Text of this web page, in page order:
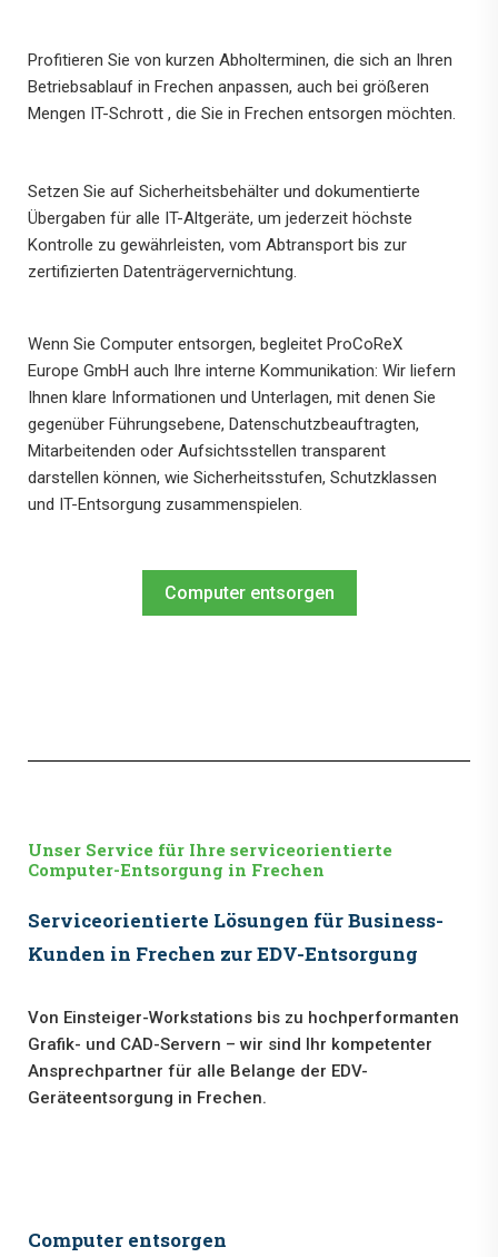
Profitieren Sie von kurzen Abholterminen, die sich an Ihren
Betriebsablauf in Frechen anpassen, auch bei größeren
Mengen IT-Schrott , die Sie in Frechen entsorgen möchten.
Setzen Sie auf Sicherheitsbehälter und dokumentierte
Übergaben für alle IT-Altgeräte, um jederzeit höchste
Kontrolle zu gewährleisten, vom Abtransport bis zur
zertifizierten Datenträgervernichtung.
Wenn Sie Computer entsorgen, begleitet ProCoReX
Europe GmbH auch Ihre interne Kommunikation: Wir liefern
Ihnen klare Informationen und Unterlagen, mit denen Sie
gegenüber Führungsebene, Datenschutzbeauftragten,
Mitarbeitenden oder Aufsichtsstellen transparent
darstellen können, wie Sicherheitsstufen, Schutzklassen
und IT-Entsorgung zusammenspielen.
Computer entsorgen
Unser Service für Ihre serviceorientierte
Computer-Entsorgung in Frechen
Serviceorientierte Lösungen für Business-
Kunden in Frechen zur EDV-Entsorgung
Von Einsteiger-Workstations bis zu hochperformanten
Grafik- und CAD-Servern – wir sind Ihr kompetenter
Ansprechpartner für alle Belange der EDV-
Geräteentsorgung in Frechen.
Computer entsorgen